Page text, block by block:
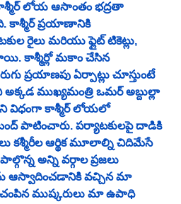
లోయ ఆసాంతం భద్రతా
కాశ్మీర్ ప్రయాణానికి
రైలు మరియు ఫ్లైట్ టికెట్లు,
కాశ్మీర్లో మకాం చేసిన
ప్రయాణపు ఏర్పాట్లు చూస్తుంటే
ముఖ్యమంత్రి ఒమర్ అబ్దుల్లా
కాశ్మీర్‌ లోయలో
దాడికి
కశ్మీరీల ఆర్థిక మూలాల్ని చిదిమేసే
అన్ని వర్గాల ప్రజలు
ముష్కరులు మా ఉపాధి